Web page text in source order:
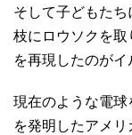
そして子どもた
枝にロウソクを取
を再現したのがイ
現在のような電
を発明したアメ